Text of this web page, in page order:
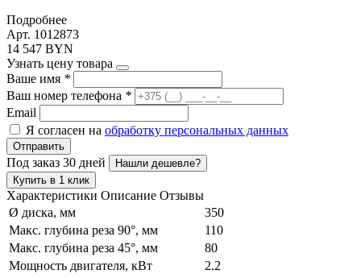
Подробнее
Арт. 1012873
14 547 BYN
Узнать цену товара
Ваше имя *
Ваш номер телефона *
Email
Я согласен на обработку персональных данных
Отправить
Под заказ 30 дней
Нашли дешевле?
Купить в 1 клик
Характеристики Описание Отзывы
Ø диска, мм
350
Макс. глубина реза 90°, мм
110
Макс. глубина реза 45°, мм
80
Мощность двигателя, кВт
2.2